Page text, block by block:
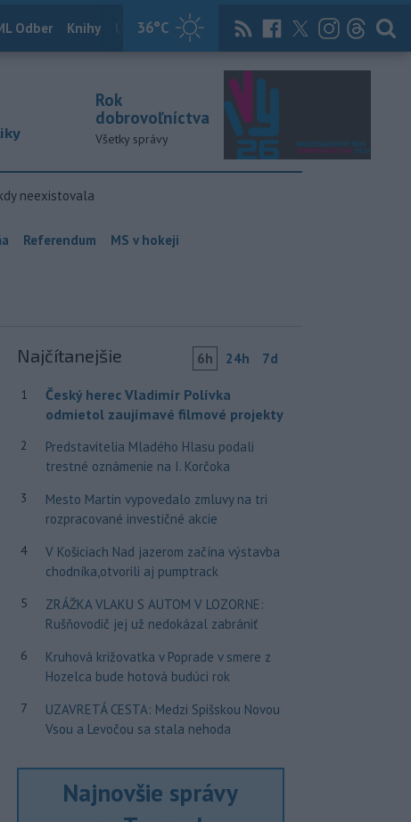
36°C
Odber Knihy Útulkovo Magazín News Now Archív
Rok
dobrovoľníctva
Všetky správy
neexistovala
Referendum MS v hokeji
Najčítanejšie 6h 24h 7d
1
Český herec Vladimír Polívka
odmietol zaujímavé filmové projekty
2
Predstavitelia Mladého Hlasu podali
trestné oznámenie na I. Korčoka
3
Mesto Martin vypovedalo zmluvy na tri
rozpracované investičné akcie
4
V Košiciach Nad jazerom začína výstavba
chodníka,otvorili aj pumptrack
5
ZRÁŽKA VLAKU S AUTOM V LOZORNE:
Rušňovodič jej už nedokázal zabrániť
6
Kruhová križovatka v Poprade v smere z
Hozelca bude hotová budúci rok
7
UZAVRETÁ CESTA: Medzi Spišskou Novou
Vsou a Levočou sa stala nehoda
Najnovšie správy